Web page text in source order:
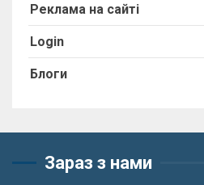
Реклама на сайті
Login
Блоги
Зараз з нами